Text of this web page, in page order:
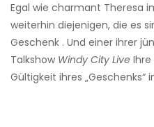
Egal wie charmant Theresa
weiterhin diejenigen, die es
Geschenk . Und einer ihrer
Talkshow Windy City Live
Gültigkeit ihres „Geschenks“